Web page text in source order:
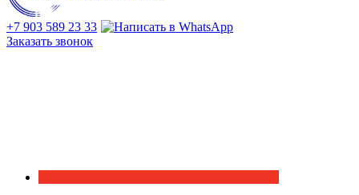
+7 903 589 23 33
Заказать звонок